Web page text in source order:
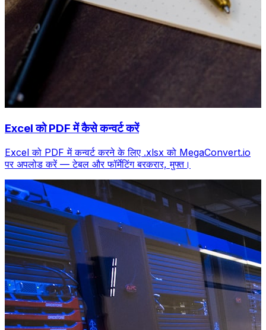
Excel को PDF में कैसे कन्वर्ट करें
Excel को PDF में कन्वर्ट करने के लिए .xlsx को MegaConvert.io
पर अपलोड करें — टेबल और फॉर्मेटिंग बरकरार, मुफ्त।